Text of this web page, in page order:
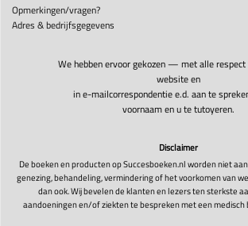
Opmerkingen/vragen?
Adres & bedrijfsgegevens
We hebben ervoor gekozen — met alle
website en
in e-mailcorrespondentie e.d. aan te
voornaam en u te tutoyeren.
Disclaimer
De boeken en producten op Succesboeken.nl worden niet
genezing, behandeling, vermindering of het voorkomen van
dan ook. Wij bevelen de klanten en lezers ten sterkste
aandoeningen en/of ziekten te bespreken met een